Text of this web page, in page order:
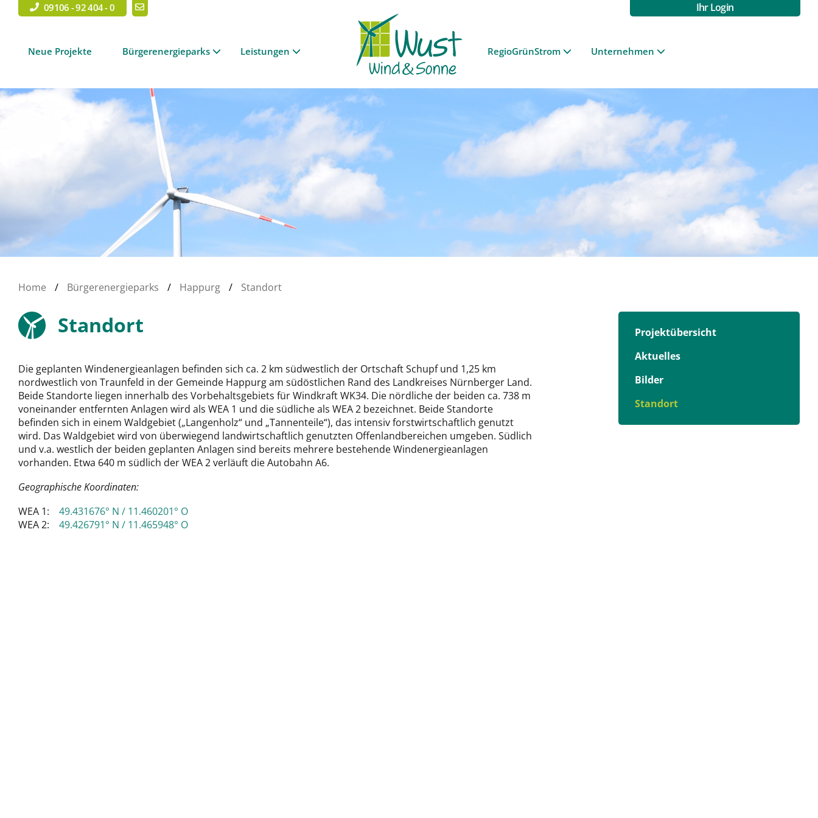
09106 - 92 404 - 0 Ihr Login
Neue Projekte Bürgerenergieparks Leistungen RegioGrünStrom Unternehmen
Home / Bürgerenergieparks / Happurg / Standort
Standort
Die geplanten Windenergieanlagen befinden sich ca. 2 km südwestlich der Ortschaft Schupf und 1,25 km
nordwestlich von Traunfeld in der Gemeinde Happurg am südöstlichen Rand des Landkreises Nürnberger Land.
Beide Standorte liegen innerhalb des Vorbehaltsgebiets für Windkraft WK34. Die nördliche der beiden ca. 738 m
voneinander entfernten Anlagen wird als WEA 1 und die südliche als WEA 2 bezeichnet. Beide Standorte
befinden sich in einem Waldgebiet („Langenholz“ und „Tannenteile“), das intensiv forstwirtschaftlich genutzt
wird. Das Waldgebiet wird von überwiegend landwirtschaftlich genutzten Offenlandbereichen umgeben. Südlich
und v.a. westlich der beiden geplanten Anlagen sind bereits mehrere bestehende Windenergieanlagen
vorhanden. Etwa 640 m südlich der WEA 2 verläuft die Autobahn A6.
Geographische Koordinaten:
WEA 1: 49.431676° N / 11.460201° O
WEA 2: 49.426791° N / 11.465948° O
Projektübersicht
Aktuelles
Bilder
Standort